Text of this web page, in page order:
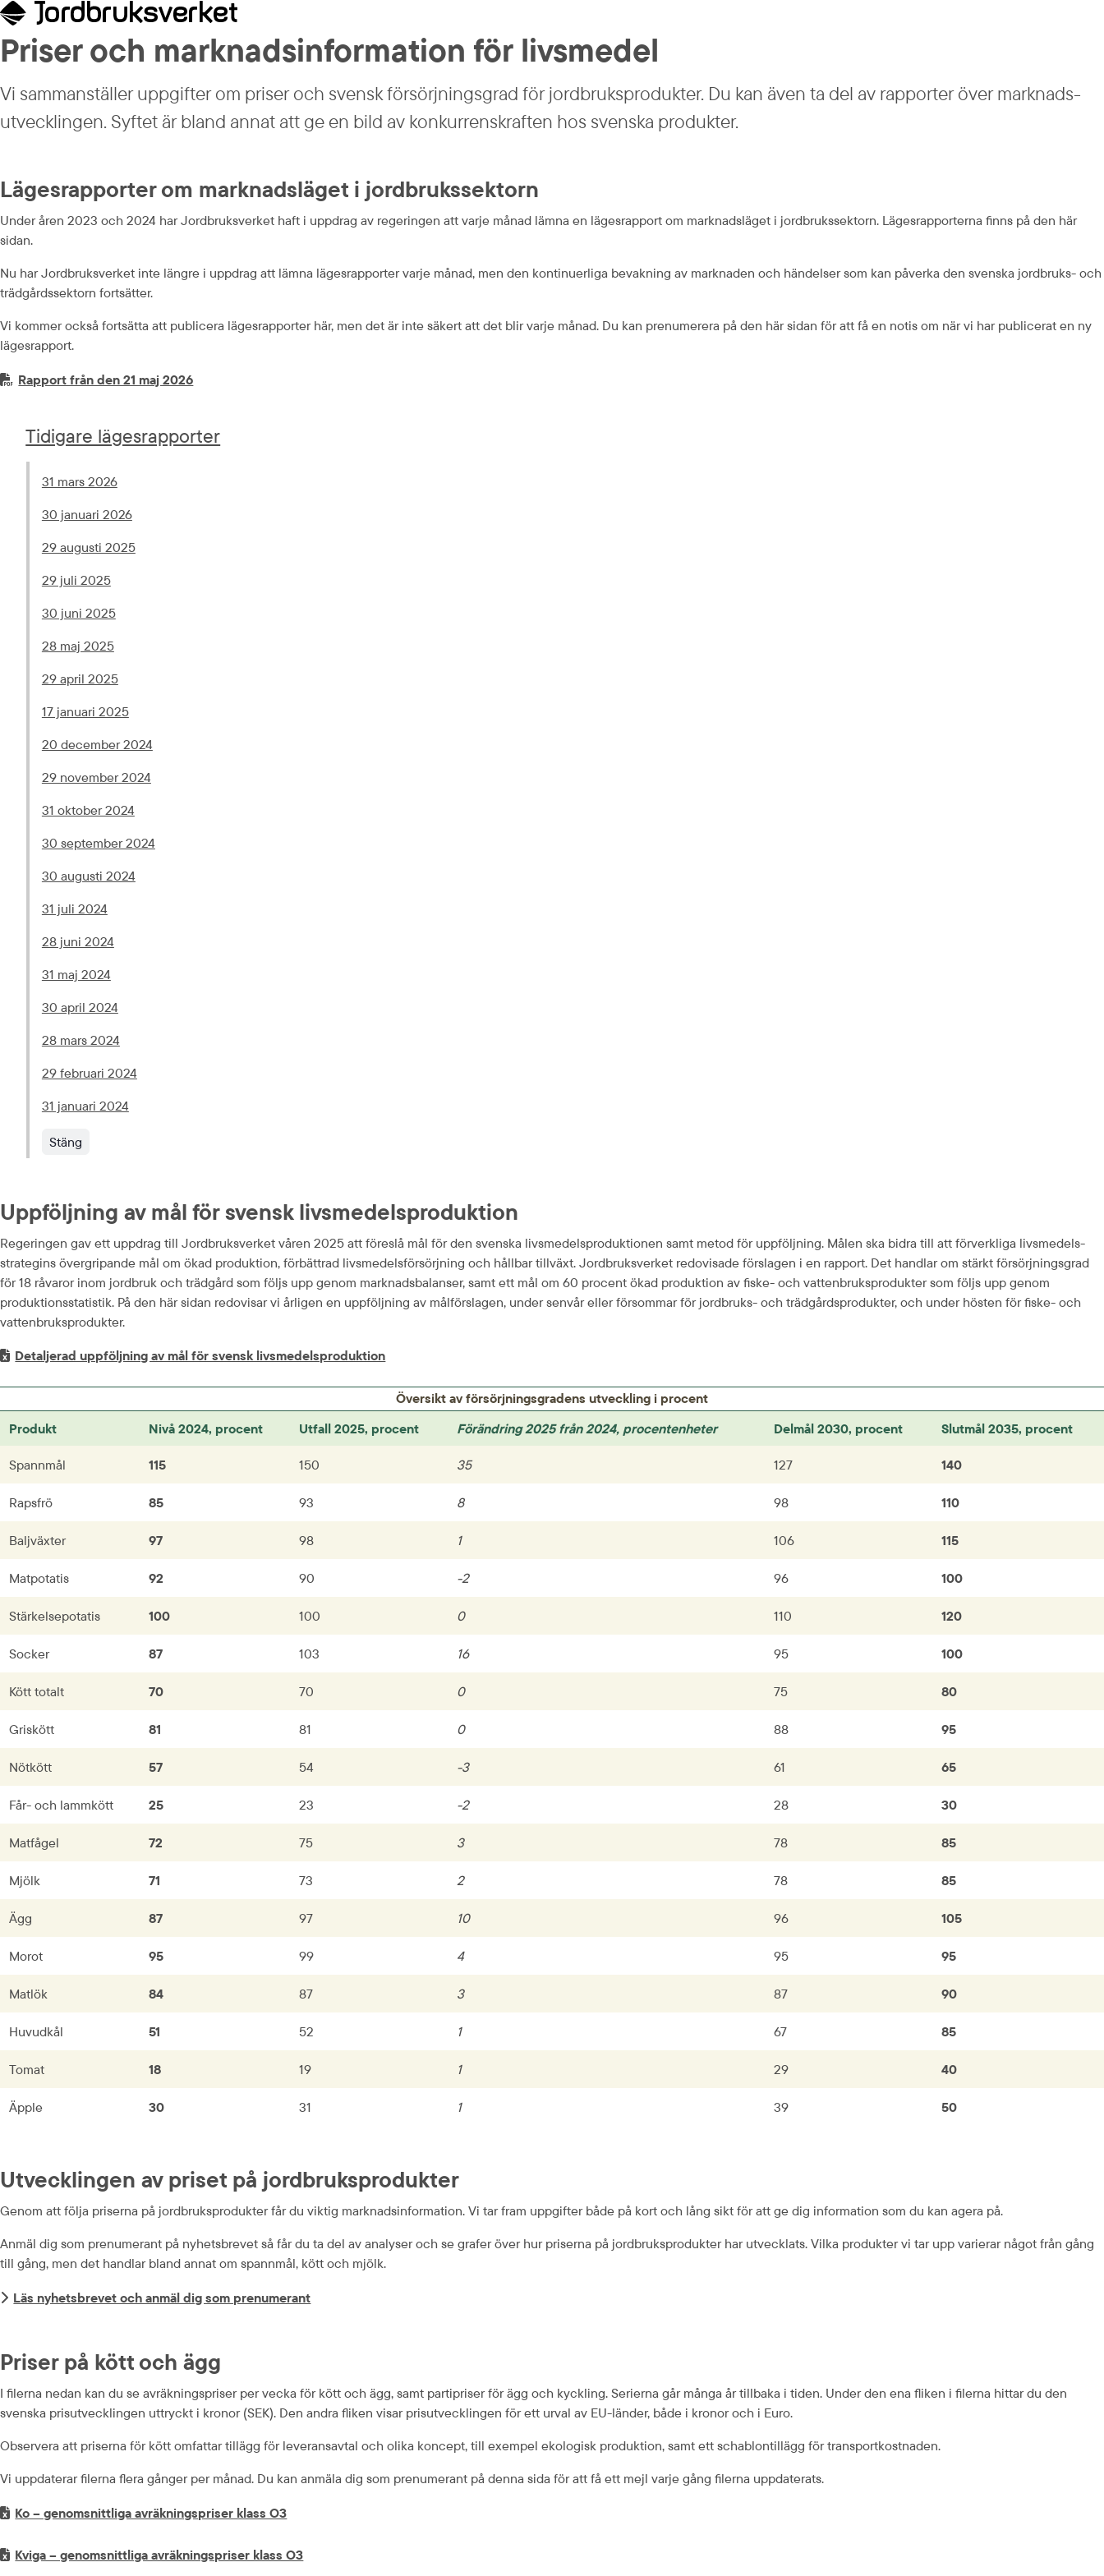
Priser och marknads­information för livsmedel
Vi sammanställer uppgifter om priser och svensk försörjnings­grad för jordbruks­produkter. Du kan även ta del av rapporter över marknads­
utvecklingen. Syftet är bland annat att ge en bild av konkurrens­kraften hos svenska produkter.
Lägesrapporter om marknadsläget i jordbrukssektorn
Under åren 2023 och 2024 har Jordbruksverket haft i uppdrag av regeringen att varje månad lämna en lägesrapport om marknadsläget i jordbrukssektorn. Lägesrapporterna finns på den här
sidan.
Nu har Jordbruksverket inte längre i uppdrag att lämna lägesrapporter varje månad, men den kontinuerliga bevakning av marknaden och händelser som kan påverka den svenska jordbruks- och
trädgårdssektorn fortsätter.
Vi kommer också fortsätta att publicera lägesrapporter här, men det är inte säkert att det blir varje månad. Du kan prenumerera på den här sidan för att få en notis om när vi har publicerat en ny
lägesrapport.
PDF-fil.
Rapport från den 21 maj 2026pdf, 171.8 kB.
Tidigare lägesrapporter
31 mars 2026pdf, 195.5 kB.
30 januari 2026pdf, 191.9 kB.
29 augusti 2025pdf, 40.6 kB.
29 juli 2025pdf, 142.1 kB.
30 juni 2025pdf, 139 kB.
28 maj 2025pdf, 145.7 kB.
29 april 2025pdf, 149.5 kB.
17 januari 2025pdf, 80.8 kB.
20 december 2024pdf, 151.4 kB.
29 november 2024pdf, 144.2 kB.
31 oktober 2024pdf, 187.9 kB.
30 september 2024pdf, 189.2 kB.
30 augusti 2024pdf, 155.8 kB.
31 juli 2024pdf, 154.4 kB.
28 juni 2024pdf, 148.1 kB.
31 maj 2024pdf, 148.6 kB.
30 april 2024pdf, 153.8 kB.
28 mars 2024pdf, 155.1 kB.
29 februari 2024pdf, 155.1 kB.
31 januari 2024pdf, 153.5 kB.
Stäng
Uppföljning av mål för svensk livsmedels­produktion
Regeringen gav ett uppdrag till Jordbruks­verket våren 2025 att föreslå mål för den svenska livsmedels­produktionen samt metod för uppföljning. Målen ska bidra till att förverkliga livsmedels­
strategins över­gripande mål om ökad produktion, förbättrad livsmedels­försörjning och håll­bar tillväxt. Jordbruks­verket redovisade förslagen i en rapport. Det handlar om stärkt försörjnings­grad
för 18 råvaror inom jordbruk och trädgård som följs upp genom marknads­balanser, samt ett mål om 60 procent ökad produktion av fiske- och vattenbruks­produkter som följs upp genom
produktions­statistik. På den här sidan redovisar vi årligen en uppföljning av mål­förslagen, under senvår eller försommar för jordbruks- och trädgårds­produkter, och under hösten för fiske- och
vattenbruks­produkter.
Excel-fil.
Detaljerad uppföljning av mål för svensk livsmedelsproduktionxlsx, 294.7 kB.
Översikt av försörjningsgradens utveckling i procent
Produkt
Nivå 2024, procent Utfall 2025, procent Förändring 2025 från 2024, procentenheter Delmål 2030, procent Slutmål 2035, procent
Spannmål 115 150 35 127 140
Rapsfrö 85 93 8 98 110
Baljväxter 97 98 1 106 115
Matpotatis 92 90 -2 96 100
Stärkelsepotatis 100 100 0 110 120
Socker 87 103 16 95 100
Kött totalt 70 70 0 75 80
Griskött 81 81 0 88 95
Nötkött 57 54 -3 61 65
Får- och lammkött 25 23 -2 28 30
Matfågel 72 75 3 78 85
Mjölk 71 73 2 78 85
Ägg 87 97 10 96 105
Morot 95 99 4 95 95
Matlök 84 87 3 87 90
Huvudkål 51 52 1 67 85
Tomat 18 19 1 29 40
Äpple 30 31 1 39 50
Utvecklingen av priset på jordbruks­produkter
Genom att följa priserna på jordbruks­produkter får du viktig marknads­information. Vi tar fram uppgifter både på kort och lång sikt för att ge dig information som du kan agera på.
Anmäl dig som prenumerant på nyhetsbrevet så får du ta del av analyser och se grafer över hur priserna på jordbruksprodukter har utvecklats. Vilka produkter vi tar upp varierar något från gång
till gång, men det handlar bland annat om spannmål, kött och mjölk.
Läs nyhetsbrevet och anmäl dig som prenumerant
Priser på kött och ägg
I filerna nedan kan du se avräknings­priser per vecka för kött och ägg, samt partipriser för ägg och kyckling. Serierna går många år tillbaka i tiden. Under den ena fliken i filerna hittar du den
svenska prisutvecklingen uttryckt i kronor (SEK). Den andra fliken visar prisutvecklingen för ett urval av EU-länder, både i kronor och i Euro.
Observera att priserna för kött omfattar tillägg för leveransavtal och olika koncept, till exempel ekologisk produktion, samt ett schablontillägg för transport­kostnaden.
Vi uppdaterar filerna flera gånger per månad. Du kan anmäla dig som prenumerant på denna sida för att få ett mejl varje gång filerna uppdaterats.
Excel-fil.
Ko – genomsnittliga avräkningspriser klass O3xlsx, 150.1 kB.
Excel-fil.
Kviga – genomsnittliga avräkningspriser klass O3xlsx, 152.5 kB.